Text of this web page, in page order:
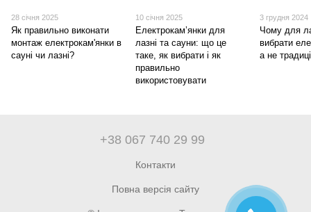
28 січня 2025
Як правильно виконати
монтаж електрокам'янки в
сауні чи лазні?
10 січня 2025
Електрокам’янки для
лазні та сауни: що це
таке, як вибрати і як
правильно
використовувати
3 грудня 2024
Чому для
вибрати
а не
+38 067 740 29 99
Контакти
Повна версія сайту